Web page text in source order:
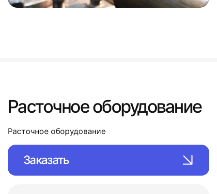
Расточное оборудование
Расточное оборудование
Заказать